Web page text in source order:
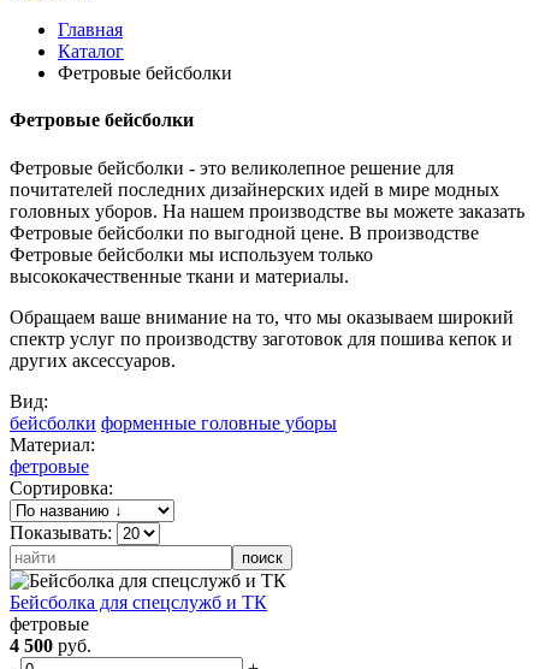
Главная
Каталог
Фетровые бейсболки
Фетровые бейсболки
Фетровые бейсболки - это великолепное решение для
почитателей последних дизайнерских идей в мире модных
головных уборов. На нашем производстве вы можете заказать
Фетровые бейсболки по выгодной цене. В производстве
Фетровые бейсболки мы используем только
высококачественные ткани и материалы.
Обращаем ваше внимание на то, что мы оказываем широкий
спектр услуг по производству заготовок для пошива кепок и
других аксессуаров.
Вид:
бейсболки форменные головные уборы
Материал:
фетровые
Сортировка:
Показывать:
Бейсболка для спецслужб и ТК
фетровые
4 500 руб.